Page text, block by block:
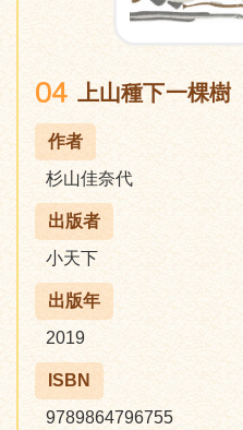
04 上山種下一棵樹
作者
杉山佳奈代
出版者
小天下
出版年
2019
ISBN
9789864796755